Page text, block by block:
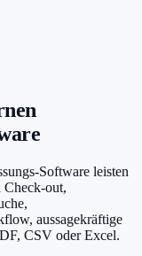
Software leisten
Check-out,
aussagekräftige
CSV oder Excel.